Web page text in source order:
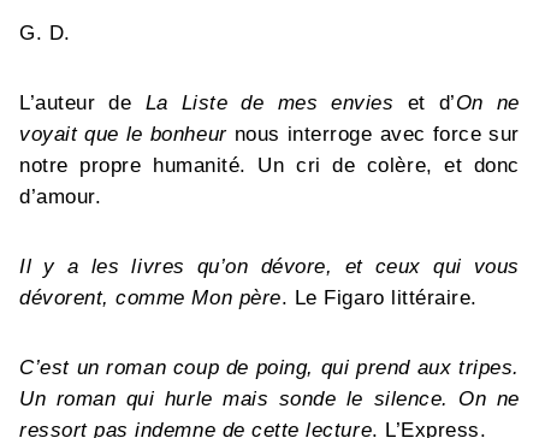
G. D.
L’auteur de La Liste de mes envies et d’On ne
voyait que le bonheurnous interroge avec force sur
notre propre humanité. Un cri de colère, et donc
d’amour.
Il y a les livres qu’on dévore, et ceux qui vous
dévorent, comme Mon père. Le Figaro littéraire.
C’est un roman coup de poing, qui prend aux tripes.
Un roman qui hurle mais sonde le silence. On ne
ressort pas indemne de cette lecture. L’Express.